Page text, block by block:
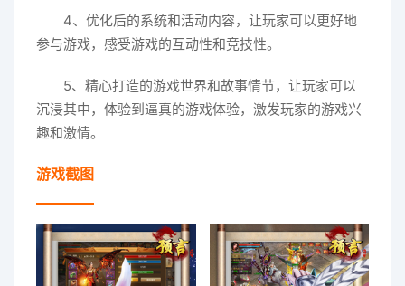
4、优化后的系统和活动内容，让玩家可以更好地
参与游戏，感受游戏的互动性和竞技性。
5、精心打造的游戏世界和故事情节，让玩家可以
沉浸其中，体验到逼真的游戏体验，激发玩家的游戏兴
趣和激情。
游戏截图